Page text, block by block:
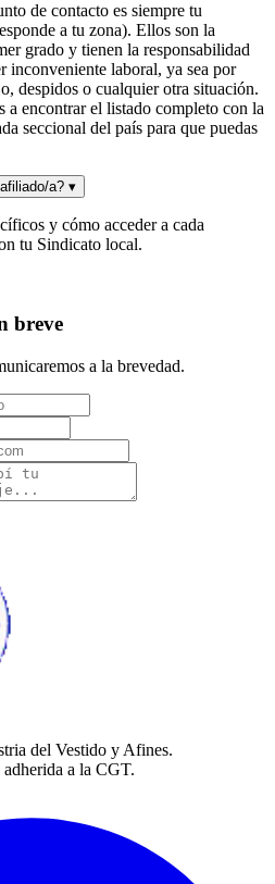
de contacto es siempre tu
a tu zona). Ellos son la
grado y tienen la responsabilidad
inconveniente laboral, ya sea por
despidos o cualquier otra situación.
a encontrar el listado completo con la
seccional del país para que puedas
a? ▾
y cómo acceder a cada
tu Sindicato local.
breve
a la brevedad.
del Vestido y Afines.
a la CGT.